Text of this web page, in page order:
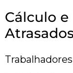
Cálculo